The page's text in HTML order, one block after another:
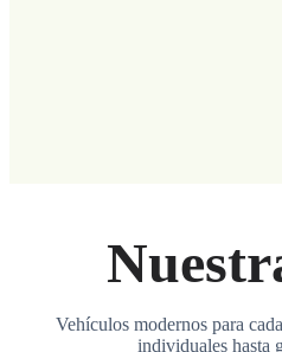
Vehículos modernos para
individuales hasta